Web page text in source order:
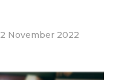
2 November 2022